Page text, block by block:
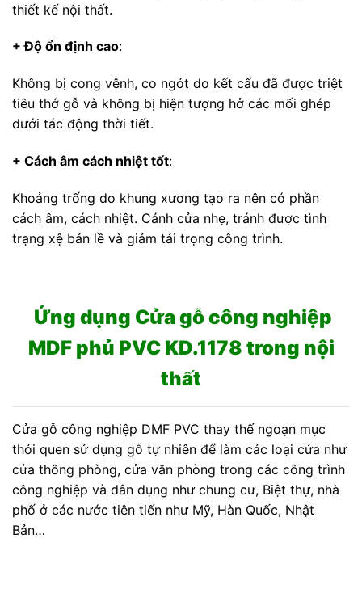
thiết kế nội thất.
+ Độ ổn định cao:
Không bị cong vênh, co ngót do kết cấu đã được triệt
tiêu thớ gỗ và không bị hiện tượng hở các mối ghép
dưới tác động thời tiết.
+ Cách âm cách nhiệt tốt:
Khoảng trống do khung xương tạo ra nên có phần
cách âm, cách nhiệt. Cánh cửa nhẹ, tránh được tình
trạng xệ bản lề và giảm tải trọng công trình.
Ứng dụng Cửa gỗ công nghiệp
MDF phủ PVC KD.1178 trong nội
thất
Cửa gỗ công nghiệp DMF PVC thay thế ngoạn mục
thói quen sử dụng gỗ tự nhiên để làm các loại cửa như
cửa thông phòng, cửa văn phòng trong các công trình
công nghiệp và dân dụng như chung cư, Biệt thự, nhà
phố ở các nước tiên tiến như Mỹ, Hàn Quốc, Nhật
Bản…